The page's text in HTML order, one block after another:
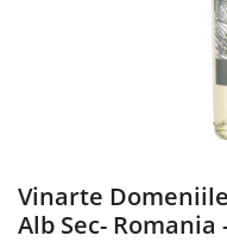
Vinarte
Alb Sec- Romania